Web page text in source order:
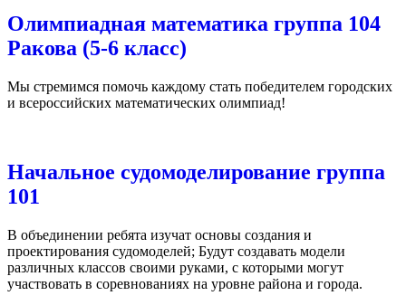
Олимпиадная математика группа 104
Ракова (5-6 класс)
Мы стремимся помочь каждому стать победителем городских
и всероссийских математических олимпиад!
Начальное судомоделирование группа
101
В объединении ребята изучат основы создания и
проектирования судомоделей; Будут создавать модели
различных классов своими руками, с которыми могут
участвовать в cоревнованиях на уровне района и города.